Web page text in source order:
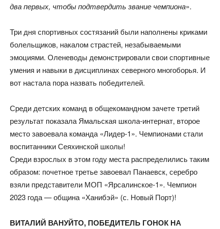
два первых, чтобы подтвердить звание чемпиона».
Три дня спортивных состязаний были наполнены криками
болельщиков, накалом страстей, незабываемыми
эмоциями. Оленеводы демонстрировали свои спортивные
умения и навыки в дисциплинах северного многоборья. И
вот настала пора назвать победителей.
Среди детских команд в общекомандном зачете третий
результат показала Ямальская школа-интернат, второе
место завоевала команда «Лидер-1». Чемпионами стали
воспитанники Сеяхинской школы!
Среди взрослых в этом году места распределились таким
образом: почетное третье завоевал Панаевск, серебро
взяли представители МОП «Ярсалинское-1». Чемпион
2023 года — община «Ханибэй» (с. Новый Порт)!
ВИТАЛИЙ ВАНУЙТО, ПОБЕДИТЕЛЬ ГОНОК НА